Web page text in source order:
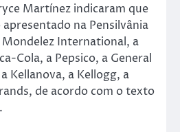
Martínez indicaram que
na Pensilvânia
International, a
Cola, a Pepsico, a General
Kellanova, a Kellogg, a
de acordo com o texto